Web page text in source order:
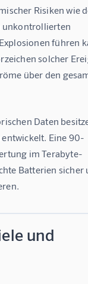
Risiken wie
unkontrollierten
führen
solcher
über den
Daten
Eine 90-
im Terabyte-
Batterien sicher
und